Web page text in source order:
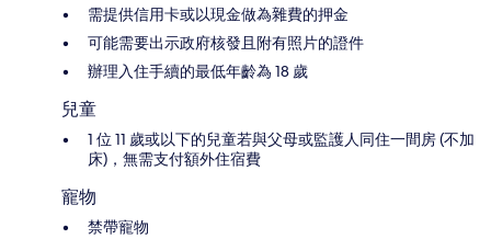
需提供信用卡或以現金做為雜費的押金
可能需要出示政府核發且附有照片的證件
辦理入住手續的最低年齡為 18 歲
兒童
1 位 11 歲或以下的兒童若與父母或監護人同住一間房 (不加
床)，無需支付額外住宿費
寵物
禁帶寵物